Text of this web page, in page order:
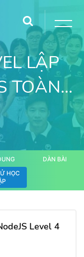
LẬP
TOÀN
DÀN BÀI
HỌC
Level 4